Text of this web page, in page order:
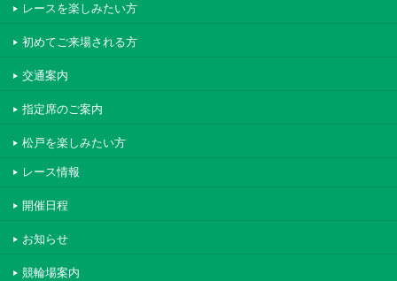
レースを楽しみたい方
初めてご来場される方
交通案内
指定席のご案内
松戸を楽しみたい方
レース情報
開催日程
お知らせ
競輪場案内